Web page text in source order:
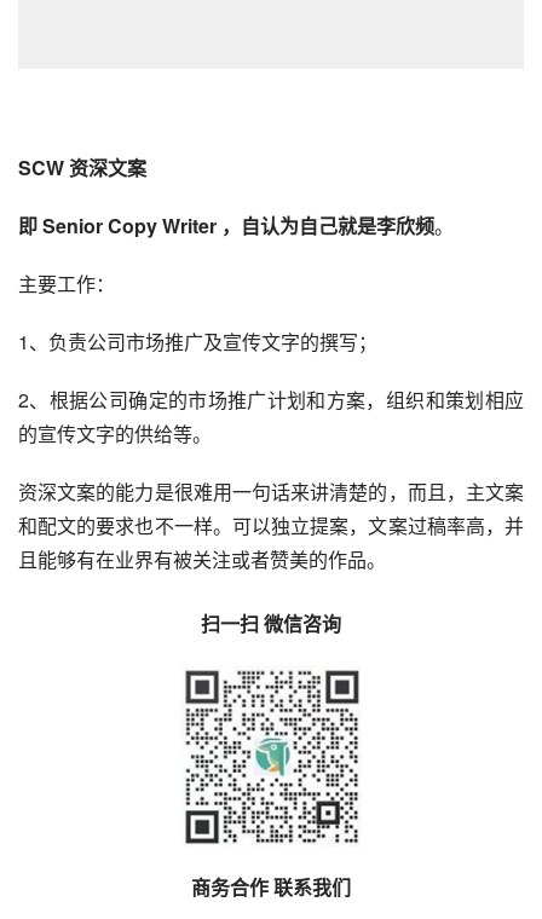
SCW 资深文案
即 Senior Copy Writer ，自认为自己就是李欣频。
主要工作：
1、负责公司市场推广及宣传文字的撰写；
2、根据公司确定的市场推广计划和方案，组织和策划相应
的宣传文字的供给等。
资深文案的能力是很难用一句话来讲清楚的，而且，主文案
和配文的要求也不一样。可以独立提案，文案过稿率高，并
且能够有在业界有被关注或者赞美的作品。
扫一扫 微信咨询
商务合作 联系我们